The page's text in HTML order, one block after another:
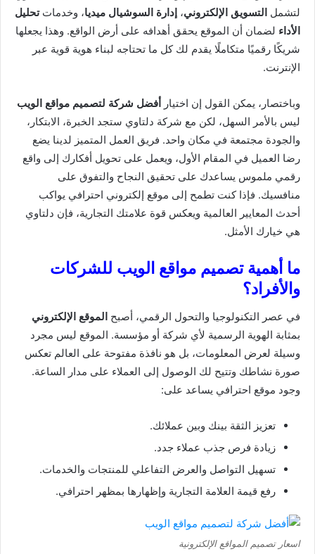
لتشمل التسويق الإلكتروني، إدارة السوشيال ميديا، وخدماتتحليل
الأداء لضمان أن الموقع يحقق أهدافه على أرض الواقع. وهذا يجعلها
شريكًا رقميًا متكاملًا يقدم لك كل ما تحتاجه لبناء هوية قوية عبر
الإنترنت.
وباختصار، يمكن القول إن اختيار أفضل شركة لتصميم مواقع الويب
ليس بالأمر السهل، لكن مع شركة دلتاوي ستجد الخبرة، الابتكار،
والجودة مجتمعة في مكان واحد. فريق العمل المتميز لدينا يضع
رضا العميل في المقام الأول، ويعمل على تحويل أفكارك إلى واقع
رقمي ملموس يساعدك على تحقيق النجاح والتفوق على
منافسيك. فإذا كنت تطمح إلى موقع إلكتروني احترافي يواكب
أحدث المعايير العالمية ويعكس قوة علامتك التجارية، فإن دلتاوي
هي خيارك الأمثل.
ما أهمية تصميم مواقع الويب للشركات
والأفراد؟
في عصر التكنولوجيا والتحول الرقمي، أصبح الموقع الإلكتروني
بمثابة الهوية الرسمية لأي شركة أو مؤسسة. الموقع ليس مجرد
وسيلة لعرض المعلومات، بل هو نافذة مفتوحة على العالم تعكس
صورة نشاطك وتتيح لك الوصول إلى العملاء على مدار الساعة.
وجود موقع احترافي يساعد على:
تعزيز الثقة بينك وبين عملائك.
زيادة فرص جذب عملاء جدد.
تسهيل التواصل والعرض التفاعلي للمنتجات والخدمات.
رفع قيمة العلامة التجارية وإظهارها بمظهر احترافي.
اسعار تصميم المواقع الإلكترونية